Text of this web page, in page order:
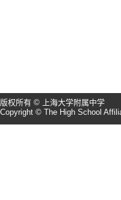
版权所有 © 上海大学附属中学
Copyright © The High School